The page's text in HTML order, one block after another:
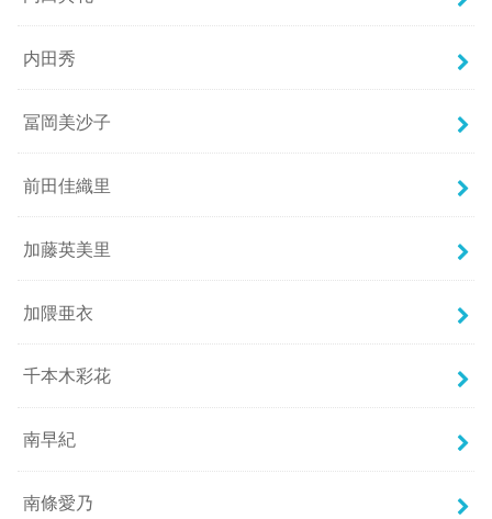
内田秀
冨岡美沙子
前田佳織里
加藤英美里
加隈亜衣
千本木彩花
南早紀
南條愛乃